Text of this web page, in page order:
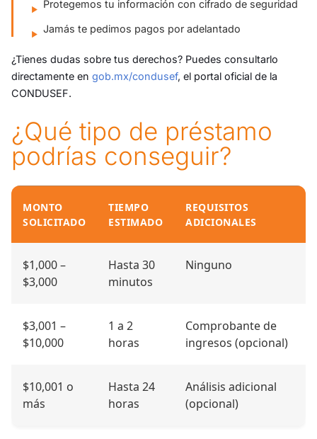
Protegemos tu información con cifrado de seguridad
Jamás te pedimos pagos por adelantado
¿Tienes dudas sobre tus derechos? Puedes consultarlo
directamente en gob.mx/condusef, el portal oficial de la
CONDUSEF.
¿Qué tipo de préstamo
podrías conseguir?
MONTO
SOLICITADO
TIEMPO
ESTIMADO
REQUISITOS
ADICIONALES
$1,000 –
$3,000
Hasta 30
minutos
Ninguno
$3,001 –
$10,000
1 a 2
horas
Comprobante de
ingresos (opcional)
$10,001 o
más
Hasta 24
horas
Análisis adicional
(opcional)